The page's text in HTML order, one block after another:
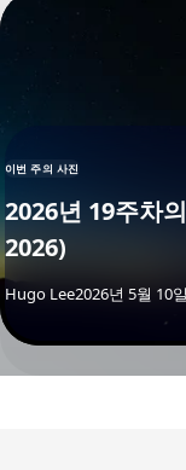
이번 주의 사진
2026년 19주차
2026)
By
Hugo Lee2026년 5월 10일